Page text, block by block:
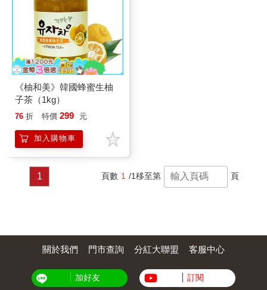
《柚和美》韓國蜂蜜生柚
子茶（1kg）
76 折 特價 299 元
加入購物車
1 頁數 1 /1移至第 頁
關於我們 門市查詢 分紅大聯盟 客服中心
加好友 訂閱